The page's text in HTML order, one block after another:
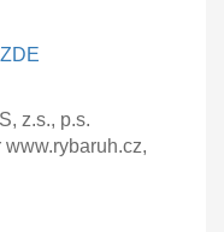
ZDE
z.s., p.s.